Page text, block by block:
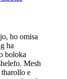
ho omisa
ha
boloka
Mesh
tharollo e